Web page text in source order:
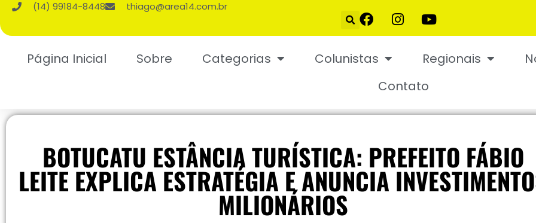
(14) 99184-8448 thiago@area14.com.br
Página Inicial Sobre Categorias Colunistas Regionais
Contato
BOTUCATU ESTÂNCIA TURÍSTICA: PREFEITO FÁBIO
LEITE EXPLICA ESTRATÉGIA E ANUNCIA
MILIONÁRIOS